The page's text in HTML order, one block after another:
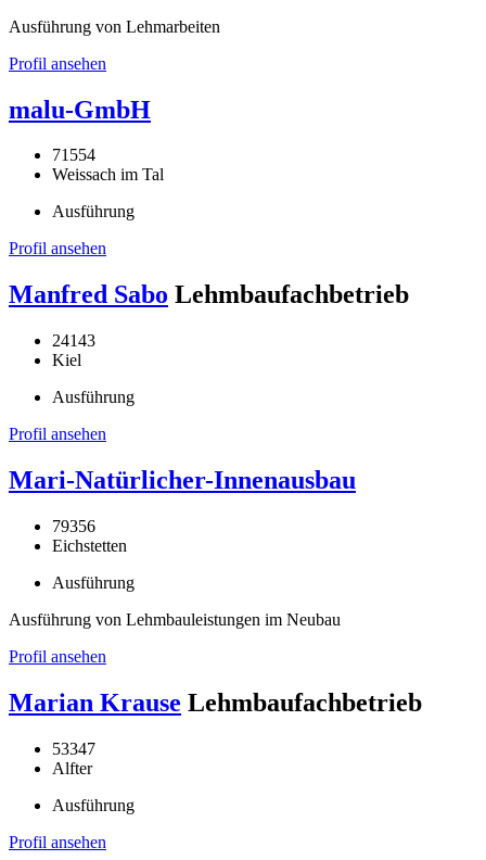
Ausführung von Lehmarbeiten
Profil ansehen
malu-GmbH
71554
Weissach im Tal
Ausführung
Profil ansehen
Manfred Sabo Lehmbaufachbetrieb
24143
Kiel
Ausführung
Profil ansehen
Mari-Natürlicher-Innenausbau
79356
Eichstetten
Ausführung
Ausführung von Lehmbauleistungen im Neubau
Profil ansehen
Marian Krause Lehmbaufachbetrieb
53347
Alfter
Ausführung
Profil ansehen